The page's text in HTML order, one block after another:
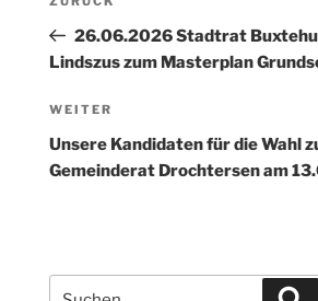
Beitrag
26.06.2026 Stadtrat
Lindszus zum Masterplan
Nächster
Beitrag
WEITER
Unsere Kandidaten für die Wahl
Gemeinderat Drochtersen am